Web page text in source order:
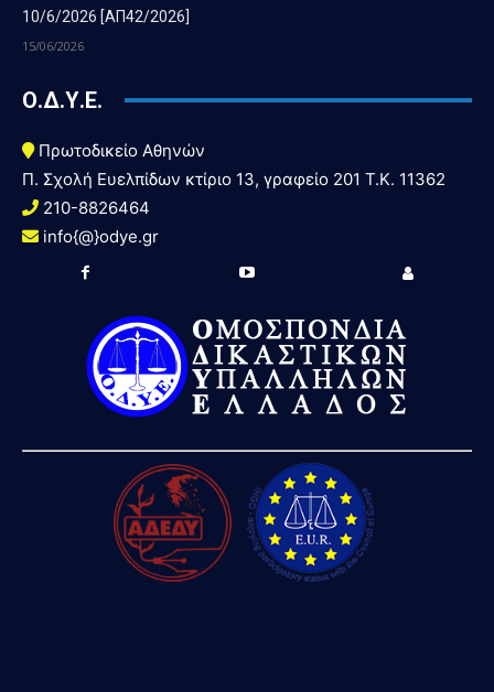
10/6/2026 [ΑΠ42/2026]
15/06/2026
Ο.Δ.Υ.Ε.
Πρωτοδικείο Αθηνών
Π. Σχολή Ευελπίδων κτίριο 13, γραφείο 201 T.K. 11362
210-8826464
info{@}odye.gr